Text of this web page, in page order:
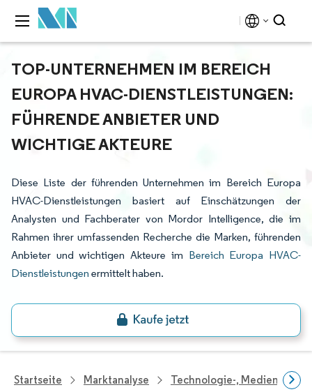
TOP-UNTERNEHMEN IM BEREICH
EUROPA HVAC-DIENSTLEISTUNGEN:
FÜHRENDE ANBIETER UND
WICHTIGE AKTEURE
Diese Liste der führenden Unternehmen im Bereich Europa
HVAC-Dienstleistungen basiert auf Einschätzungen der
Analysten und Fachberater von Mordor Intelligence, die im
Rahmen ihrer umfassenden Recherche die Marken, führenden
Anbieter und wichtigen Akteure im Bereich Europa HVAC-
Dienstleistungen ermittelt haben.
Startseite Marktanalyse Technologie-, Medien- Und